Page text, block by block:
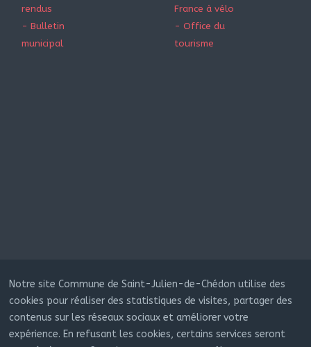
Notre site Commune de Saint-Julien-de-Chédon utilise des
cookies pour réaliser des statistiques de visites, partager des
contenus sur les réseaux sociaux et améliorer votre
expérience. En refusant les cookies, certains services seront
rendus
- Bulletin
municipal
France à vélo
- Office du
tourisme